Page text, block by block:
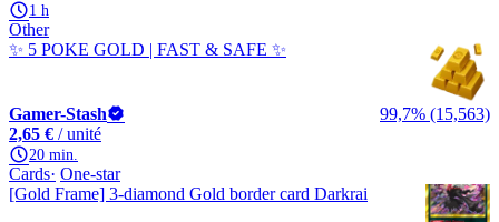
1 h
Other
✨ 5 POKE GOLD | FAST & SAFE ✨
Gamer-Stash
99,7% (15,563)
2,65 € / unité
20 min.
Cards One-star
[Gold Frame] 3-diamond Gold border card Darkrai